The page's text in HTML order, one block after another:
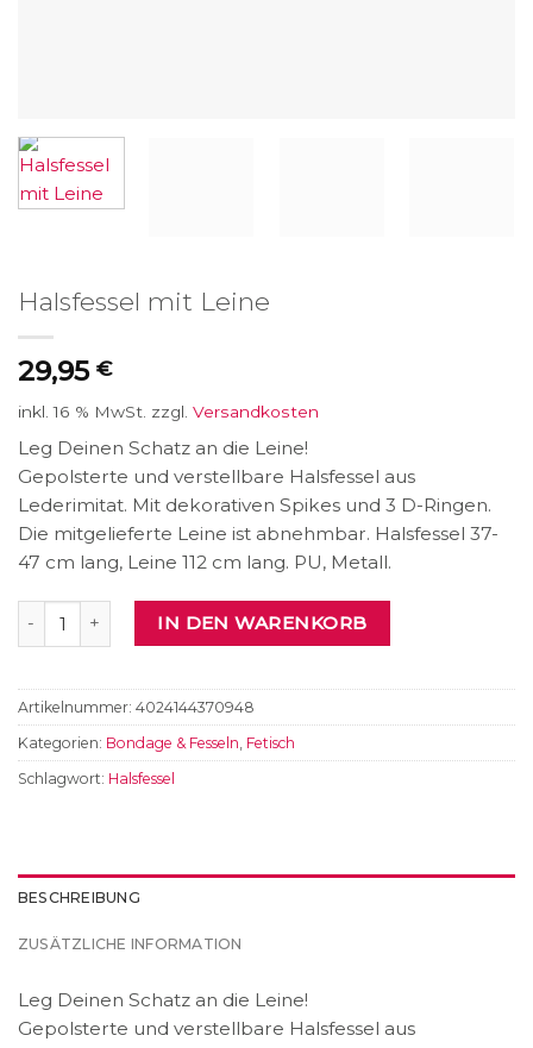
Halsfessel mit Leine
29,95 €
inkl. 16 % MwSt. zzgl. Versandkosten
Leg Deinen Schatz an die Leine!
Gepolsterte und verstellbare Halsfessel aus
Lederimitat. Mit dekorativen Spikes und 3 D-Ringen.
Die mitgelieferte Leine ist abnehmbar. Halsfessel 37-
47 cm lang, Leine 112 cm lang. PU, Metall.
Halsfessel mit Leine MengeIN DEN WARENKORB
Artikelnummer: 4024144370948
Kategorien: Bondage & Fesseln Fetisch
Schlagwort: Halsfessel
BESCHREIBUNG
ZUSÄTZLICHE INFORMATION
Leg Deinen Schatz an die Leine!
Gepolsterte und verstellbare Halsfessel aus